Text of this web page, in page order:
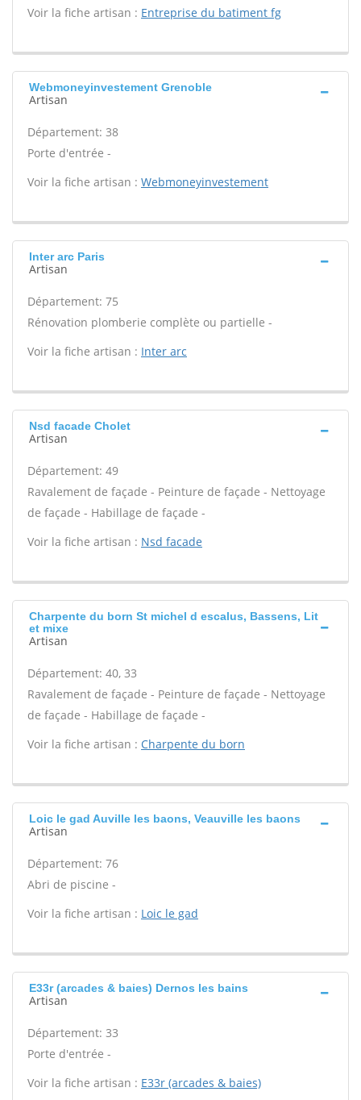
Voir la fiche artisan : Entreprise du batiment fg
Webmoneyinvestement Grenoble
Artisan
Département: 38
Porte d'entrée -
Voir la fiche artisan : Webmoneyinvestement
Inter arc Paris
Artisan
Département: 75
Rénovation plomberie complète ou partielle -
Voir la fiche artisan : Inter arc
Nsd facade Cholet
Artisan
Département: 49
Ravalement de façade - Peinture de façade - Nettoyage
de façade - Habillage de façade -
Voir la fiche artisan : Nsd facade
Charpente du born St michel d escalus, Bassens, Lit
et mixe
Artisan
Département: 40, 33
Ravalement de façade - Peinture de façade - Nettoyage
de façade - Habillage de façade -
Voir la fiche artisan : Charpente du born
Loic le gad Auville les baons, Veauville les baons
Artisan
Département: 76
Abri de piscine -
Voir la fiche artisan : Loic le gad
E33r (arcades & baies) Dernos les bains
Artisan
Département: 33
Porte d'entrée -
Voir la fiche artisan : E33r (arcades & baies)